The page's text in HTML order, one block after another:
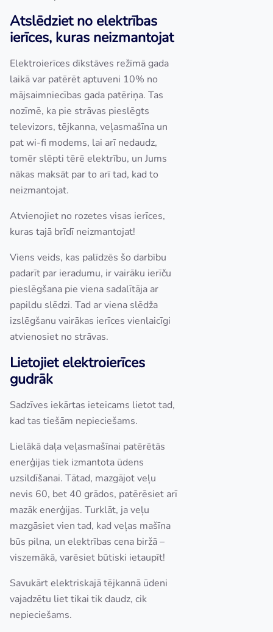
Atslēdziet no elektrības
ierīces, kuras neizmantojat
Elektroierīces dīkstāves režīmā gada
laikā var patērēt aptuveni 10% no
mājsaimniecības gada patēriņa. Tas
nozīmē, ka pie strāvas pieslēgts
televizors, tējkanna, veļasmašīna un
pat wi-fi modems, lai arī nedaudz,
tomēr slēpti tērē elektrību, un Jums
nākas maksāt par to arī tad, kad to
neizmantojat.
Atvienojiet no rozetes visas ierīces,
kuras tajā brīdī neizmantojat!
Viens veids, kas palīdzēs šo darbību
padarīt par ieradumu, ir vairāku ierīču
pieslēgšana pie viena sadalītāja ar
papildu slēdzi. Tad ar viena slēdža
izslēgšanu vairākas ierīces vienlaicīgi
atvienosiet no strāvas.
Lietojiet elektroierīces
gudrāk
Sadzīves iekārtas ieteicams lietot tad,
kad tas tiešām nepieciešams.
Lielākā daļa veļasmašīnai patērētās
enerģijas tiek izmantota ūdens
uzsildīšanai. Tātad, mazgājot veļu
nevis 60, bet 40 grādos, patērēsiet arī
mazāk enerģijas. Turklāt, ja veļu
mazgāsiet vien tad, kad veļas mašīna
būs pilna, un elektrības cena biržā –
viszemākā, varēsiet būtiski ietaupīt!
Savukārt elektriskajā tējkannā ūdeni
vajadzētu liet tikai tik daudz, cik
nepieciešams.